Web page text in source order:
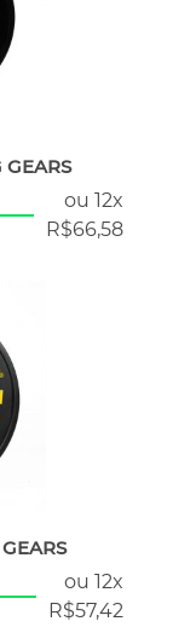
ou 12x
R$66,58
ou 12x
R$57,42